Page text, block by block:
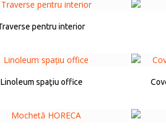
pentru interior
Linoleum spaţiu office